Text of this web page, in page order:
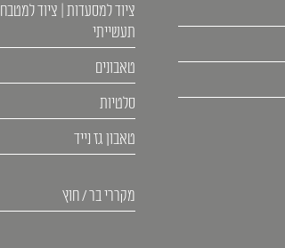
ציוד למסעדות | ציוד למטבח
תעשייתי
טאבונים
סלטיות
טאבון גז נייד
מקררי בר / חוץ